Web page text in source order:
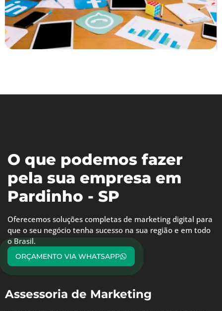
O que podemos fazer
pela sua empresa em
Pardinho - SP
Oferecemos soluções completas de marketing digital para
que o seu negócio tenha sucesso na sua região e em todo
o Brasil.
ORÇAMENTO VIA WHATSAPP
Assessoria de Marketing